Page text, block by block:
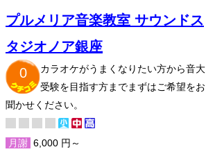
プルメリア音楽教室 サウンドス
タジオノア銀座
0
カラオケがうまくなりたい方から音大
受験を目指す方までまずはご希望をお
聞かせください。
月謝 6,000 円～